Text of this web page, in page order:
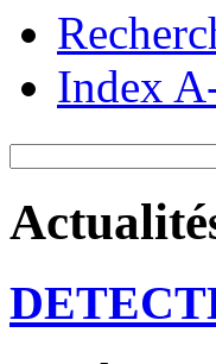
Index